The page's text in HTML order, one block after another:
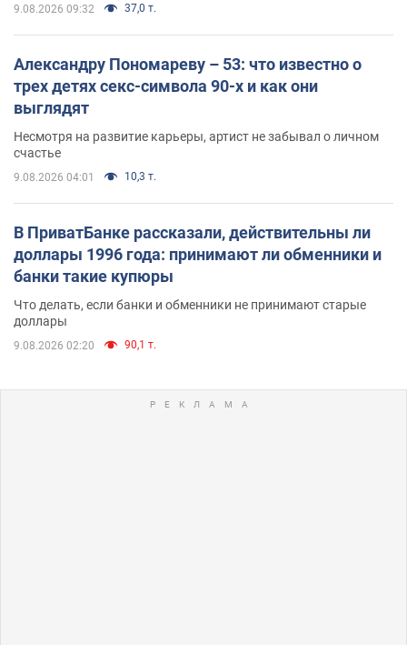
9.08.2026 09:32 37,0 т.
Александру Пономареву – 53: что известно о
трех детях секс-символа 90-х и как они
выглядят
Несмотря на развитие карьеры, артист не забывал о личном
счастье
9.08.2026 04:01 10,3 т.
В ПриватБанке рассказали, действительны ли
доллары 1996 года: принимают ли обменники и
банки такие купюры
Что делать, если банки и обменники не принимают старые
доллары
9.08.2026 02:20 90,1 т.